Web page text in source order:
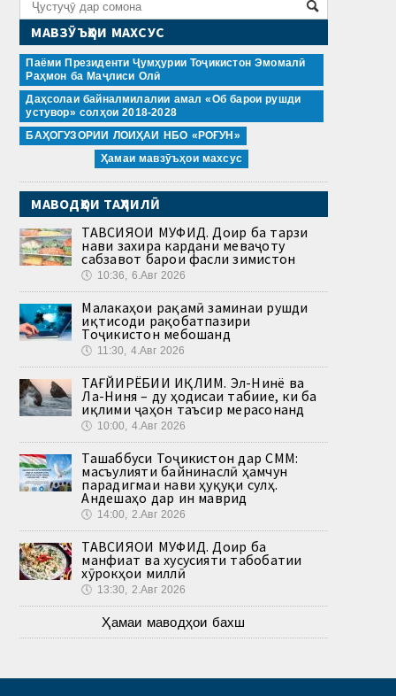
МАВЗӮЪҲОИ МАХСУС
Паёми Президенти Ҷумҳурии Тоҷикистон Эмомалӣ
Раҳмон ба Маҷлиси Олӣ
Даҳсолаи байналмилалии амал «Об барои рушди
устувор» солҳои 2018-2028
БАҲОГУЗОРИИ ЛОИҲАИ НБО «РОҒУН»
Ҳамаи мавзӯъҳои махсус
МАВОДҲОИ ТАҲЛИЛӢ
ТАВСИЯҲОИ МУФИД. Доир ба тарзи
нави захира кардани меваҷоту
сабзавот барои фасли зимистон
🕔 10:36, 6.Авг 2026
Малакаҳои рақамӣ заминаи рушди
иқтисоди рақобатпазири
Тоҷикистон мебошанд
🕔 11:30, 4.Авг 2026
ТАҒЙИРЁБИИ ИҚЛИМ. Эл-Нинё ва
Ла-Ниня – ду ҳодисаи табиие, ки ба
иқлими ҷаҳон таъсир мерасонанд
🕔 10:00, 4.Авг 2026
Ташаббуси Тоҷикистон дар СММ:
масъулияти байнинаслӣ ҳамчун
парадигмаи нави ҳуқуқи сулҳ.
Андешаҳо дар ин маврид
🕔 14:00, 2.Авг 2026
ТАВСИЯҲОИ МУФИД. Доир ба
манфиат ва хусусияти табобатии
хӯрокҳои миллӣ
🕔 13:30, 2.Авг 2026
Ҳамаи маводҳои бахш